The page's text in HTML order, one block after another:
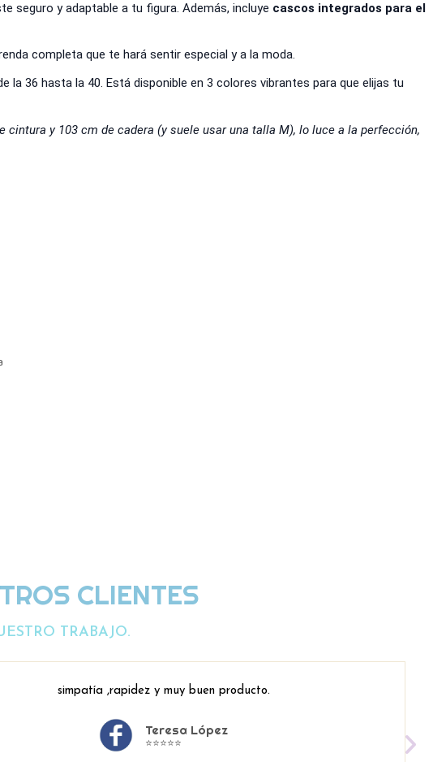
seguro y adaptable a tu figura. Además, incluye cascos integrados para el
completa que te hará sentir especial y a la moda.
36 hasta la 40. Está disponible en 3 colores vibrantes para que elijas tu
y 103 cm de cadera (y suele usar una talla M), lo luce a la perfección,
CLIENTES
TRABAJO.
simpatía ,rapidez y muy buen producto.
Teresa López
⭐⭐⭐⭐⭐